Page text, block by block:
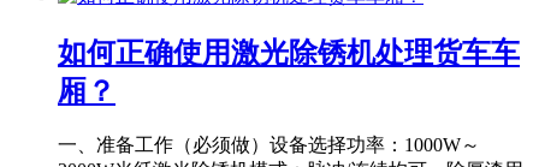
如何正确使用激光除锈机处理货车车
厢？
一、准备工作（必须做）设备选择功率：1000W～